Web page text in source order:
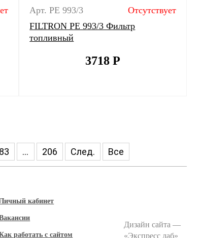
Арт. PE 993/3
Отсутствует
FILTRON PE 993/3 Фильтр
топливный
3718Р
... 206 След. Все
кабинет
работать с сайтом
Дизайн сайта —
«Экспресс лаб»